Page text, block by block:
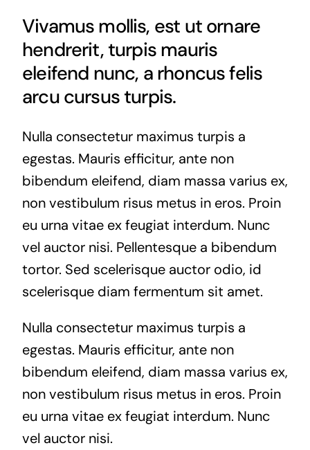
Vivamus mollis, est ut ornare
hendrerit, turpis mauris
eleifend nunc, a rhoncus felis
arcu cursus turpis.
Nulla consectetur maximus turpis a
egestas. Mauris efficitur, ante non
bibendum eleifend, diam massa varius ex,
non vestibulum risus metus in eros. Proin
eu urna vitae ex feugiat interdum. Nunc
vel auctor nisi. Pellentesque a bibendum
tortor. Sed scelerisque auctor odio, id
scelerisque diam fermentum sit amet.
Nulla consectetur maximus turpis a
egestas. Mauris efficitur, ante non
bibendum eleifend, diam massa varius ex,
non vestibulum risus metus in eros. Proin
eu urna vitae ex feugiat interdum. Nunc
vel auctor nisi.